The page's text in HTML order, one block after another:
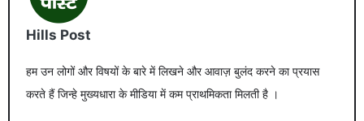
Hills Post
हम उन लोगों और विषयों के बारे में लिखने और आवाज़ बुलंद करने का प्रयास
करते हैं जिन्हे मुख्यधारा के मीडिया में कम प्राथमिकता मिलती है ।